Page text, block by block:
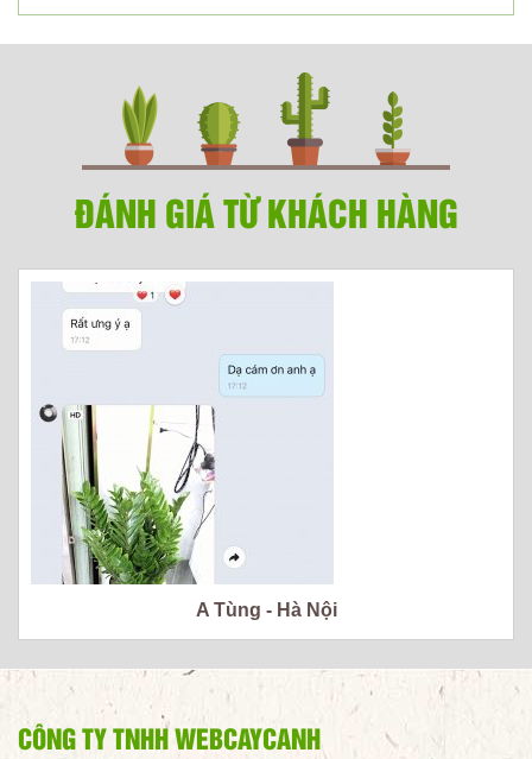
ĐÁNH GIÁ TỪ KHÁCH HÀNG
A Tùng - Hà Nội
CÔNG TY TNHH WEBCAYCANH